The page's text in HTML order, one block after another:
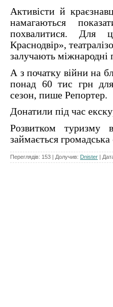
Активісти й
намагаються
похвалитися. Для
Краснодвір»,
залучають міжнародні
А з початку війни на
понад 60 тис грн
сезон, пише Репортер.
Донатили під час
Розвитком туризму
займається
Переглядів: 153 | Долучив: Dnister |